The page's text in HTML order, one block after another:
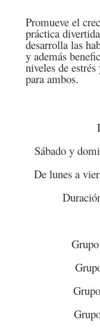
Promueve el
práctica
desarrolla las
y además
niveles de
para ambos.
Sábado y
De lunes a